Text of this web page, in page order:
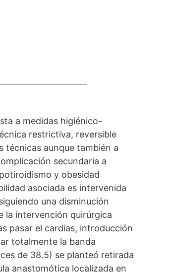
a medidas higiénico-
restrictiva, reversible
técnicas aunque también a
secundaria a
y obesidad
asociada es intervenida
una disminución
la intervención quirúrgica
pasar el cardias, introducción
totalmente la banda
de 38.5) se planteó retirada
anastomótica localizada en